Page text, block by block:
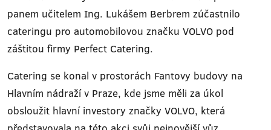
panem učitelem Ing. Lukášem Berbrem zúčastnilo
cateringu pro automobilovou značku VOLVO pod
záštitou firmy Perfect Catering.
Catering se konal v prostorách Fantovy budovy na
Hlavním nádraží v Praze, kde jsme měli za úkol
obsloužit hlavní investory značky VOLVO, která